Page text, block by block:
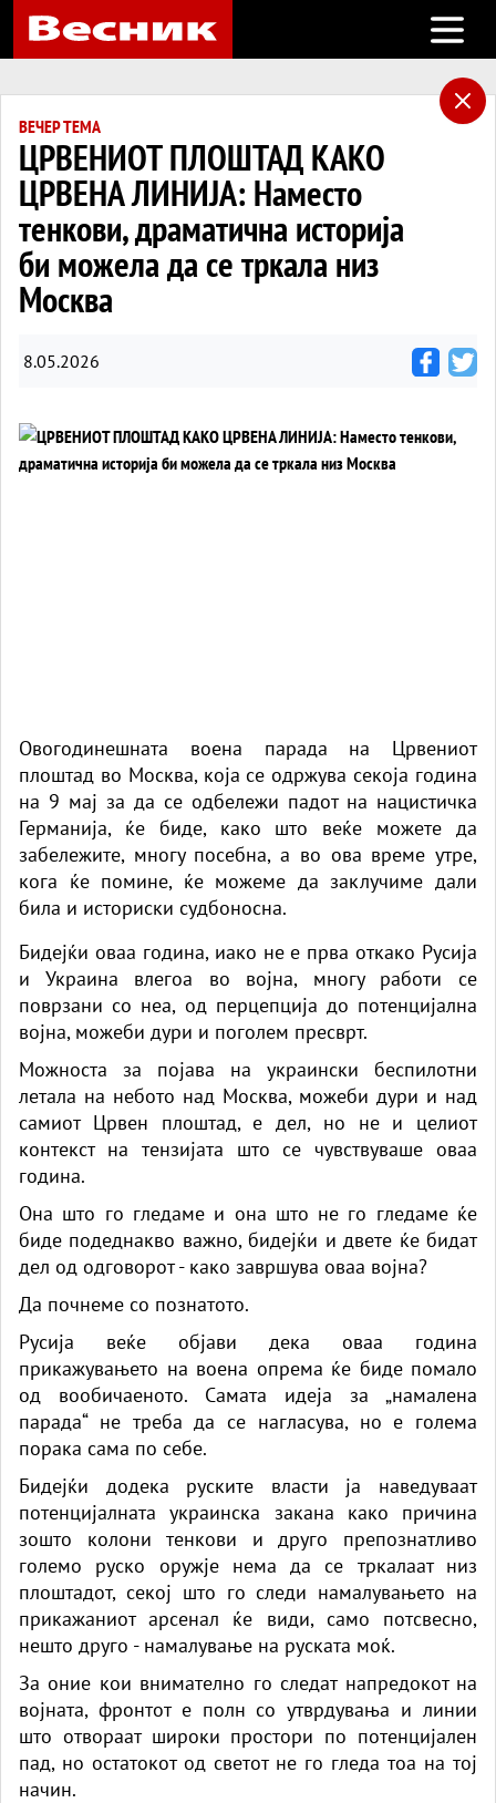
Open
ВЕЧЕР ТЕМА
ЦРВЕНИОТ ПЛОШТАД КАКО
ЦРВЕНА ЛИНИЈА: Наместо
тенкови, драматична историја
би можела да се тркала низ
Москва
8.05.2026
Овогодинешната воена парада на Црвениот
плоштад во Москва, која се одржува секоја година
на 9 мај за да се одбележи падот на нацистичка
Германија, ќе биде, како што веќе можете да
забележите, многу посебна, а во ова време утре,
кога ќе помине, ќе можеме да заклучиме дали
била и историски судбоносна.
Бидејќи оваа година, иако не е прва откако Русија
и Украина влегоа во војна, многу работи се
поврзани со неа, од перцепција до потенцијална
војна, можеби дури и поголем пресврт.
Можноста за појава на украински беспилотни
летала на небото над Москва, можеби дури и над
самиот Црвен плоштад, е дел, но не и целиот
контекст на тензијата што се чувствуваше оваа
година.
Она што го гледаме и она што не го гледаме ќе
биде подеднакво важно, бидејќи и двете ќе бидат
дел од одговорот - како завршува оваа војна?
Да почнеме со познатото.
Русија веќе објави дека оваа година
прикажувањето на воена опрема ќе биде помало
од вообичаеното. Самата идеја за „намалена
парада“ не треба да се нагласува, но е голема
порака сама по себе.
Бидејќи додека руските власти ја наведуваат
потенцијалната украинска закана како причина
зошто колони тенкови и друго препознатливо
големо руско оружје нема да се тркалаат низ
плоштадот, секој што го следи намалувањето на
прикажаниот арсенал ќе види, само потсвесно,
нешто друго - намалување на руската моќ.
За оние кои внимателно го следат напредокот на
војната, фронтот е полн со утврдувања и линии
што отвораат широки простори по потенцијален
пад, но остатокот од светот не го гледа тоа на тој
начин.